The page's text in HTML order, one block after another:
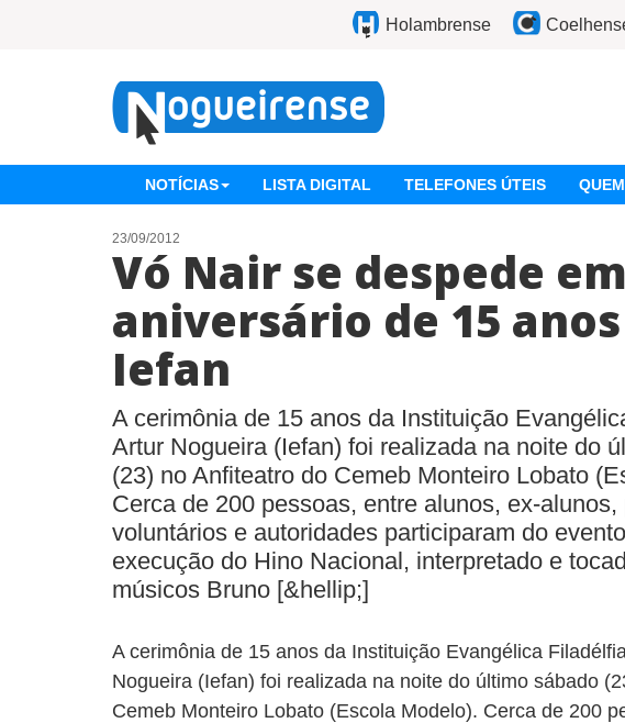
Holambrense
NOTÍCIAS LISTA DIGITAL TELEFONES ÚTEIS
23/09/2012
Vó Nair se despede em
aniversário de 15
Iefan
A cerimônia de 15 anos da Instituição
Artur Nogueira (Iefan) foi realizada na noite do
(23) no Anfiteatro do Cemeb Monteiro Lobato
Cerca de 200 pessoas, entre alunos, ex-alunos,
voluntários e autoridades participaram do
execução do Hino Nacional, interpretado e
músicos Bruno [&hellip;]
A cerimônia de 15 anos da Instituição Evangélica
Nogueira (Iefan) foi realizada na noite do último sábado
Cemeb Monteiro Lobato (Escola Modelo). Cerca de 200